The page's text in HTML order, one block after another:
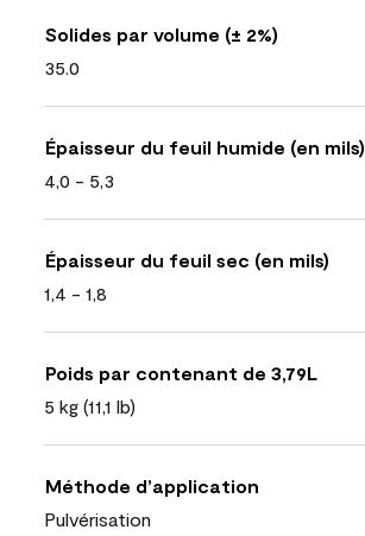
Solides par volume (± 2%)
35.0
Épaisseur du feuil humide (en mils)
4,0 - 5,3
Épaisseur du feuil sec (en mils)
1,4 - 1,8
Poids par contenant de 3,79L
5 kg (11,1 lb)
Méthode d’application
Pulvérisation